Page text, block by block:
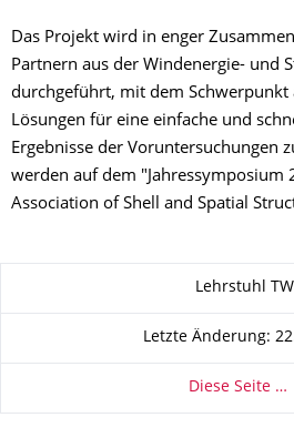
Das Projekt wird in enger
Partnern aus der Windenergie- und
durchgeführt, mit dem Schwerpunkt
Lösungen für eine einfache und
Ergebnisse der Voruntersuchungen
werden auf dem "Jahressymposium
Association of Shell and Spatial
Lehrstuhl
Letzte Änderung:
Diese Seite …